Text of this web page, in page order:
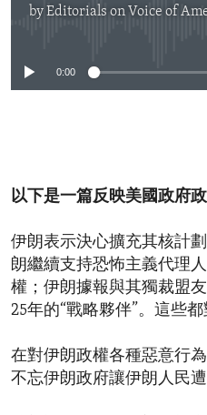
byEditorials on Voice of
0:00
以下是一篇反映美國政府
伊朗表示決心擴充其核計
朗繼續支持恐怖主義代理
權；伊朗據報與其獨裁盟
25年的“戰略夥伴”。這些
在對伊朗政權各種惡意行
不忘伊朗政府讓伊朗人民遭